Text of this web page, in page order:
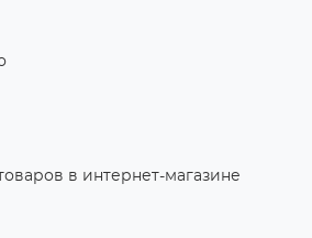
в интернет-магазине